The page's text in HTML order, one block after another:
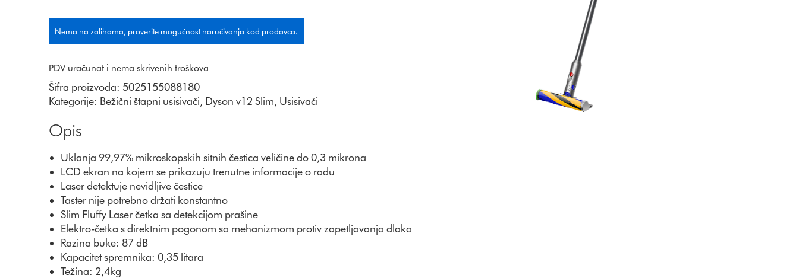
Nema na zalihama, proverite mogućnost naručivanja kod prodavca.
PDV uračunat i nema skrivenih troškova
Šifra proizvoda: 5025155088180
Kategorije: Bežični štapni usisivači, Dyson v12 Slim, Usisivači
Opis
Uklanja 99,97% mikroskopskih sitnih čestica veličine do 0,3 mikrona
LCD ekran na kojem se prikazuju trenutne informacije o radu
Laser detektuje nevidljive čestice
Taster nije potrebno držati konstantno
Slim Fluffy Laser četka sa detekcijom prašine
Elektro-četka s direktnim pogonom sa mehanizmom protiv zapetljavanja dlaka
Razina buke: 87 dB
Kapacitet spremnika: 0,35 litara
Težina: 2,4kg